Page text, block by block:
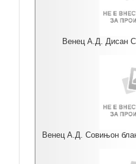
Венец А.Д. Дисан
Венец А.Д. Совињон